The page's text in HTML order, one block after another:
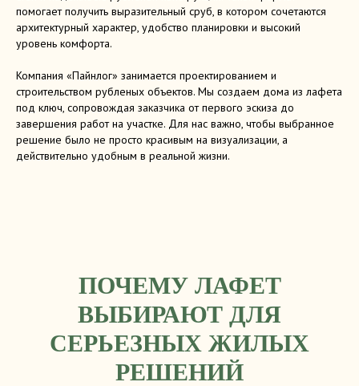
помогает получить выразительный сруб, в котором сочетаются
архитектурный характер, удобство планировки и высокий
уровень комфорта.
Компания «Пайнлог» занимается проектированием и
строительством рубленых объектов. Мы создаем дома из лафета
под ключ, сопровождая заказчика от первого эскиза до
завершения работ на участке. Для нас важно, чтобы выбранное
решение было не просто красивым на визуализации, а
действительно удобным в реальной жизни.
ПОЧЕМУ ЛАФЕТ
ВЫБИРАЮТ ДЛЯ
СЕРЬЕЗНЫХ ЖИЛЫХ
РЕШЕНИЙ